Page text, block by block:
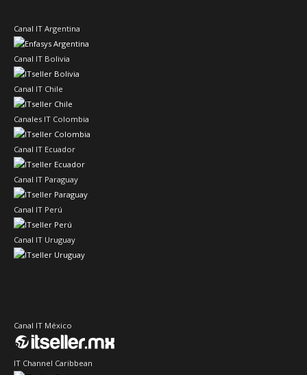
Canal IT Argentina
Canal IT Bolivia
Canal IT Chile
Canales IT Colombia
Canal IT Ecuador
Canal IT Paraguay
Canal IT Perú
Canal IT Uruguay
Canal IT México
IT Channel Caribbean